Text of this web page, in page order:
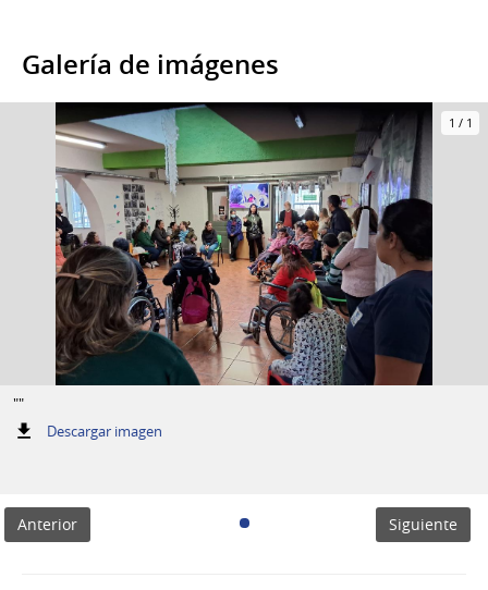
Galería de imágenes
1 / 1
""
Descargar imagen:
Anterior Siguiente